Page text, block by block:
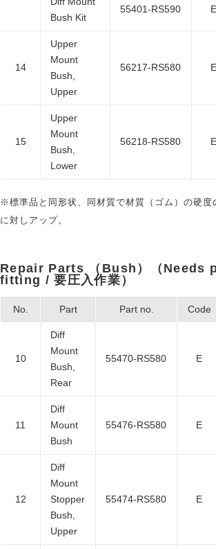
Bush Kit
55401-RS590 E
14
Upper
Mount
Bush,
Upper
56217-RS580 E
15
Upper
Mount
Bush,
Lower
56218-RS580 E
※標準品と同形状、同材質で材質（ゴム）の硬度
に対しアップ。
Repair Parts （Bush）（Needs
fitting / 要圧入作業）
No. Part Part no. Code
10
Diff
Mount
Bush,
Rear
55470-RS580 E
11
Diff
Mount
Bush
55476-RS580 E
12
Diff
Mount
Stopper
Bush,
Upper
55474-RS580 E